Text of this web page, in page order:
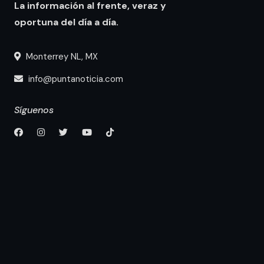
La información al frente, veraz y
oportuna del día a día.
Monterrey NL, MX
info@puntanoticia.com
Síguenos